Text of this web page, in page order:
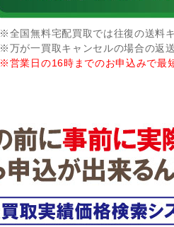
※全国無料宅配買取では往復の送料
※万が一買取キャンセルの場合の返
※営業日の16時までのお申込みで最